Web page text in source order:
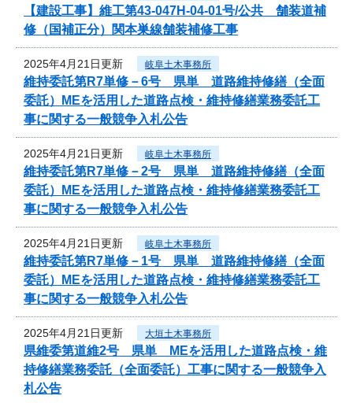
【建設工事】維工第43-047H-04-01号/公共 舗装道補
修（国補正分）関本巣線舗装補修工事
2025年4月21日更新 岐阜土木事務所
維持委託第R7単修－6号 県単 道路維持修繕（全面
委託）MEを活用した道路点検・維持修繕業務委託工
事に関する一般競争入札公告
2025年4月21日更新 岐阜土木事務所
維持委託第R7単修－2号 県単 道路維持修繕（全面
委託）MEを活用した道路点検・維持修繕業務委託工
事に関する一般競争入札公告
2025年4月21日更新 岐阜土木事務所
維持委託第R7単修－1号 県単 道路維持修繕（全面
委託）MEを活用した道路点検・維持修繕業務委託工
事に関する一般競争入札公告
2025年4月21日更新 大垣土木事務所
県維委第道維2号 県単 MEを活用した道路点検・維
持修繕業務委託（全面委託）工事に関する一般競争入
札公告